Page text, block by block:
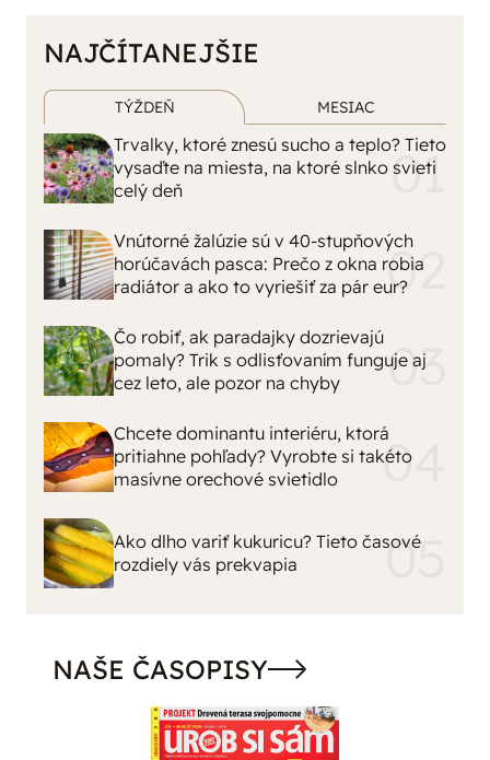
NAJČÍTANEJŠIE
TÝŽDEŇ MESIAC
Trvalky, ktoré znesú sucho a teplo? Tieto
vysaďte na miesta, na ktoré slnko svieti
celý deň
Vnútorné žalúzie sú v 40-stupňových
horúčavách pasca: Prečo z okna robia
radiátor a ako to vyriešiť za pár eur?
Čo robiť, ak paradajky dozrievajú
pomaly? Trik s odlisťovaním funguje aj
cez leto, ale pozor na chyby
Chcete dominantu interiéru, ktorá
pritiahne pohľady? Vyrobte si takéto
masívne orechové svietidlo
Ako dlho variť kukuricu? Tieto časové
rozdiely vás prekvapia
NAŠE ČASOPISY